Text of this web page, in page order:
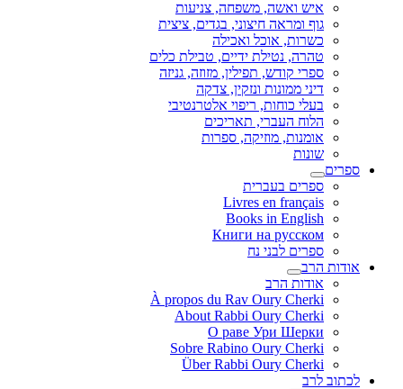
איש ואשה, משפחה, צניעות
גוף ומראה חיצוני, בגדים, ציצית
כשרות, אוכל ואכילה
טהרה, נטילת ידיים, טבילת כלים
ספרי קודש, תפילין, מזוזה, גניזה
דיני ממונות ונזקין, צדקה
בעלי כוחות, ריפוי אלטרנטיבי
הלוח העברי, תאריכים
אומנות, מוזיקה, ספרות
שונות
ספרים
ספרים בעברית
Livres en français
Books in English
Книги на русском
ספרים לבני נח
אודות הרב
אודות הרב
À propos du Rav Oury Cherki
About Rabbi Oury Cherki
О раве Ури Шерки
Sobre Rabino Oury Cherki
Über Rabbi Oury Cherki
לכתוב לרב